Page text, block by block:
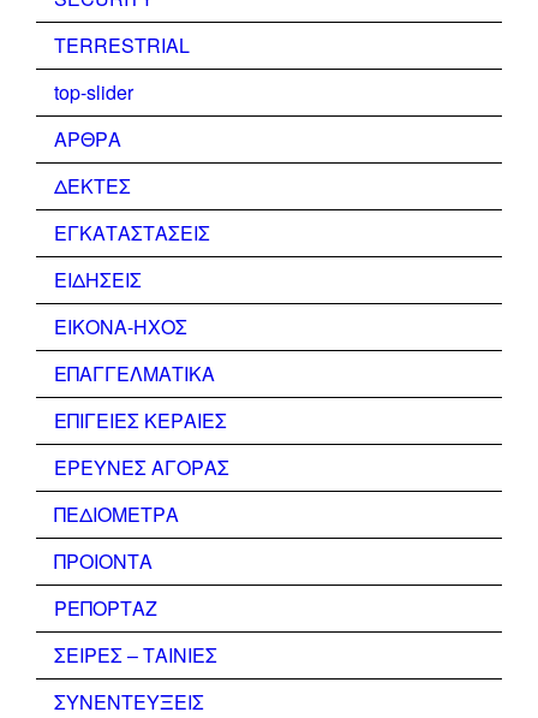
TERRESTRIAL
top-slider
ΑΡΘΡΑ
ΔΕΚΤΕΣ
ΕΓΚΑΤΑΣΤΑΣΕΙΣ
ΕΙΔΗΣΕΙΣ
ΕΙΚΟΝΑ-ΗΧΟΣ
ΕΠΑΓΓΕΛΜΑΤΙΚΑ
ΕΠΙΓΕΙΕΣ ΚΕΡΑΙΕΣ
ΕΡΕΥΝΕΣ ΑΓΟΡΑΣ
ΠΕΔΙΟΜΕΤΡΑ
ΠΡΟΙΟΝΤΑ
ΡΕΠΟΡΤΑΖ
ΣΕΙΡΕΣ – ΤΑΙΝΙΕΣ
ΣΥΝΕΝΤΕΥΞΕΙΣ